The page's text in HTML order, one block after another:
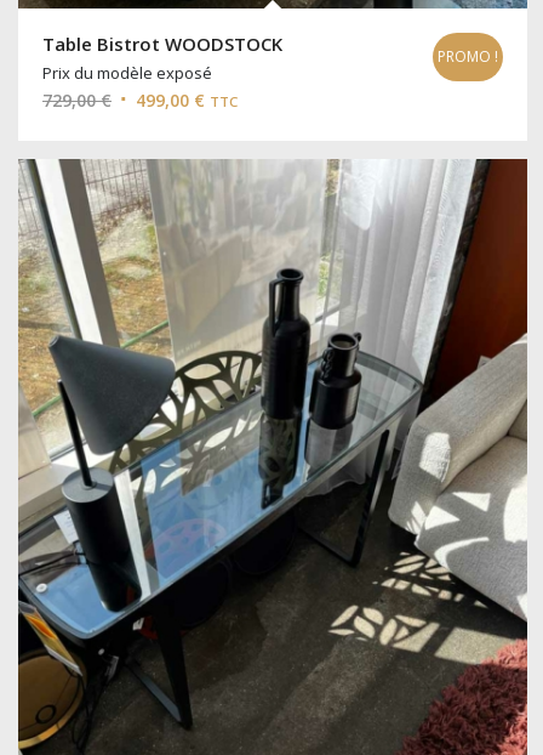
Table Bistrot WOODSTOCK
Prix du modèle exposé
729,00€ Le
initial
était :
729,00 €.
499,00 € Le
actuel
est :
499,00 €.
TTC
PROMO !